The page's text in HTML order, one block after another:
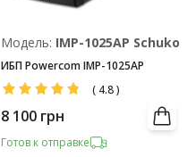
Модель: IMP-1025AP Schuko
ИБП Powercom IMP-1025AP
( 4.8)
8 100 грн
Готов к отправке